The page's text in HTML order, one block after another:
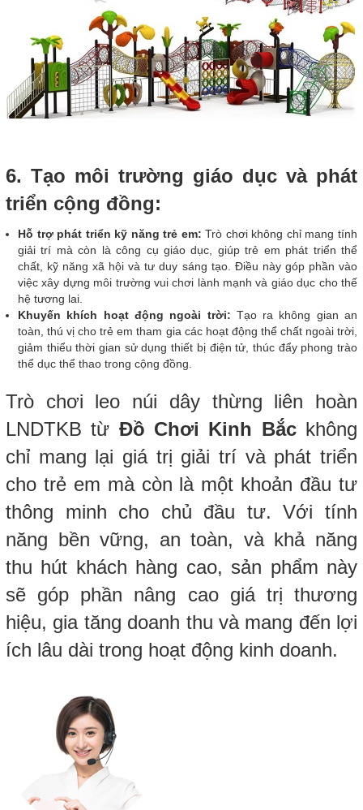
6. Tạo môi trường giáo dục và phát
triển cộng đồng:
Hỗ trợ phát triển kỹ năng trẻ em: Trò chơi không chỉ mang tính
giải trí mà còn là công cụ giáo dục, giúp trẻ em phát triển thể
chất, kỹ năng xã hội và tư duy sáng tạo. Điều này góp phần vào
việc xây dựng môi trường vui chơi lành mạnh và giáo dục cho thế
hệ tương lai.
Khuyến khích hoạt động ngoài trời: Tạo ra không gian an
toàn, thú vị cho trẻ em tham gia các hoạt động thể chất ngoài trời,
giảm thiểu thời gian sử dụng thiết bị điện tử, thúc đẩy phong trào
thể dục thể thao trong cộng đồng.
Trò chơi leo núi dây thừng liên hoàn
LNDTKB từ Đồ Chơi Kinh Bắckhông
chỉ mang lại giá trị giải trí và phát triển
cho trẻ em mà còn là một khoản đầu tư
thông minh cho chủ đầu tư. Với tính
năng bền vững, an toàn, và khả năng
thu hút khách hàng cao, sản phẩm này
sẽ góp phần nâng cao giá trị thương
hiệu, gia tăng doanh thu và mang đến lợi
ích lâu dài trong hoạt động kinh doanh.